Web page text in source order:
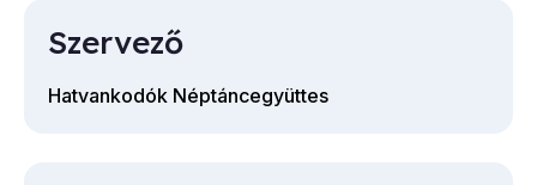
Szervező
Hatvankodók Néptáncegyüttes